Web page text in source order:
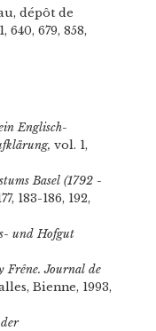
dépôt de
640, 679, 858,
Englisch-
vol. 1,
Basel (1792 -
183-186, 192,
und Hofgut
Frêne. Journal de
Bienne, 1993,